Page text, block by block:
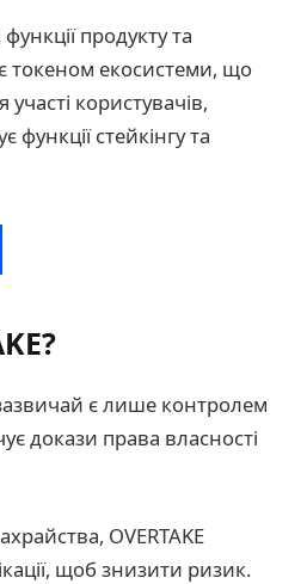
продукту та
є токеном екосистеми, що
користувачів,
стейкінгу та
є лише контролем
докази права власності
OVERTAKE
щоб знизити ризик.